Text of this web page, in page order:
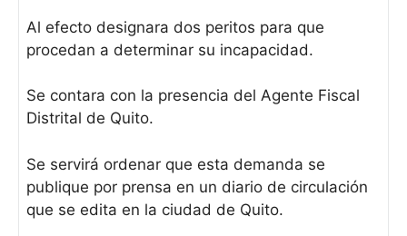
Al efecto designara dos peritos para que
procedan a determinar su incapacidad.
Se contara con la presencia del Agente Fiscal
Distrital de Quito.
Se servirá ordenar que esta demanda se
publique por prensa en un diario de circulación
que se edita en la ciudad de Quito.